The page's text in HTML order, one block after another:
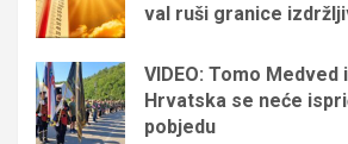
val ruši granice
VIDEO: Tomo Medved
Hrvatska se neće
pobjedu